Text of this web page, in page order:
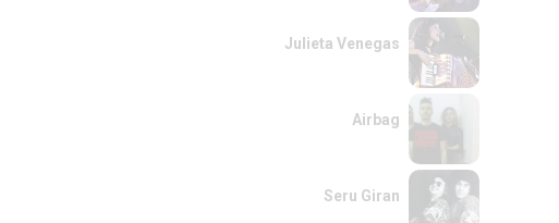
Julieta Venegas
Airbag
Seru Giran